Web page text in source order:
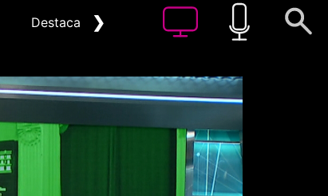
Destacat ❯